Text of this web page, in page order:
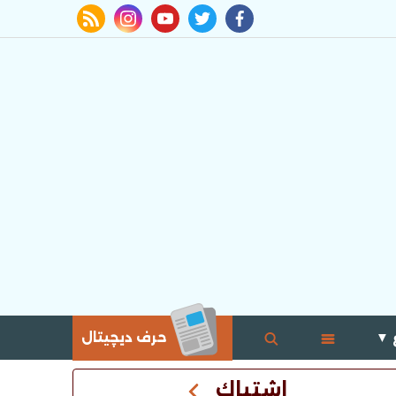
facebook
twitter
youtube
instagram
rss feed
▼ حرف ديچيتال
اشتباك